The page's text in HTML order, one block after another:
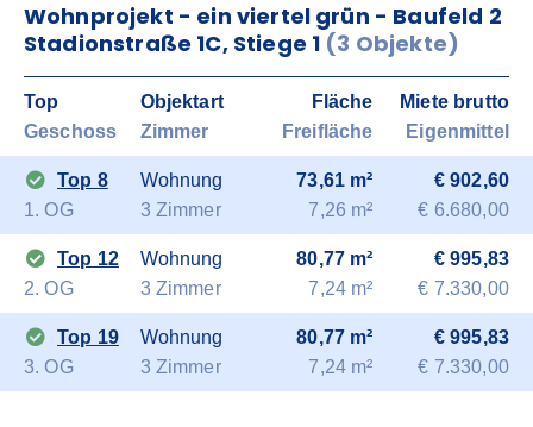
Wohnprojekt - ein viertel grün - Baufeld 2
Stadionstraße 1C, Stiege 1 (3 Objekte)
Top
Geschoss
Objektart
Zimmer
Fläche
Freifläche
Miete brutto
Eigenmittel
Top 8
1. OG
Wohnung
3 Zimmer
73,61 m²
7,26 m²
€ 902,60
€ 6.680,00
Top 12
2. OG
Wohnung
3 Zimmer
80,77 m²
7,24 m²
€ 995,83
€ 7.330,00
Top 19
3. OG
Wohnung
3 Zimmer
80,77 m²
7,24 m²
€ 995,83
€ 7.330,00